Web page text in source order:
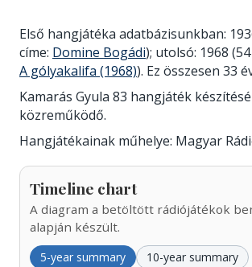
Első hangjátéka adatbázisunkban:
címe: Domine Bogádi); utolsó: 1968
A gólyakalifa (1968)). Ez összesen 33
Kamarás Gyula 83 hangjáték
közreműködő.
Hangjátékainak műhelye: Magyar
Timeline chart
A diagram a betöltött rádiójátékok
alapján készült.
5-year summary 10-year summary